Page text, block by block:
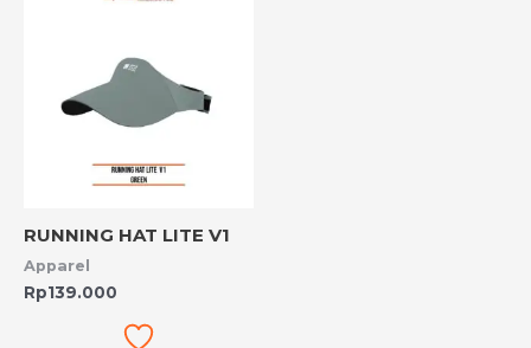
RUNNING HAT LITE V1
Apparel
Rp139.000